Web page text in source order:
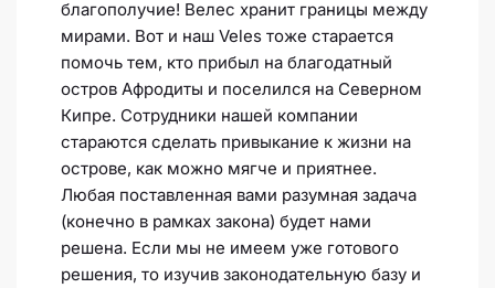
благополучие! Велес хранит границы между
мирами. Вот и наш Veles тоже старается
помочь тем, кто прибыл на благодатный
остров Афродиты и поселился на Северном
Кипре. Сотрудники нашей компании
стараются сделать привыкание к жизни на
острове, как можно мягче и приятнее.
Любая поставленная вами разумная задача
(конечно в рамках закона) будет нами
решена. Если мы не имеем уже готового
решения, то изучив законодательную базу и